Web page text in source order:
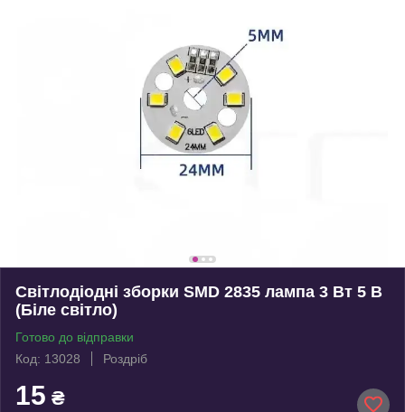
Світлодіодні зборки SMD 2835 лампа 3 Вт 5 В
(Біле світло)
Готово до відправки
Код: 13028
Роздріб
15 ₴